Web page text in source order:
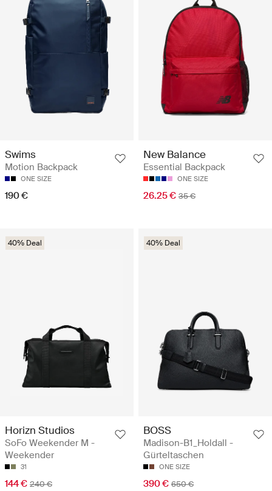
Swims
Motion Backpack
ONE SIZE
190 €
New Balance
Essential Backpack
ONE SIZE
26.25 € 35 €
40% Deal
Horizn Studios
SoFo Weekender M -
Weekender
31
144 € 240 €
40% Deal
BOSS
Madison-B1_Holdall -
Gürteltaschen
ONE SIZE
390 € 650 €